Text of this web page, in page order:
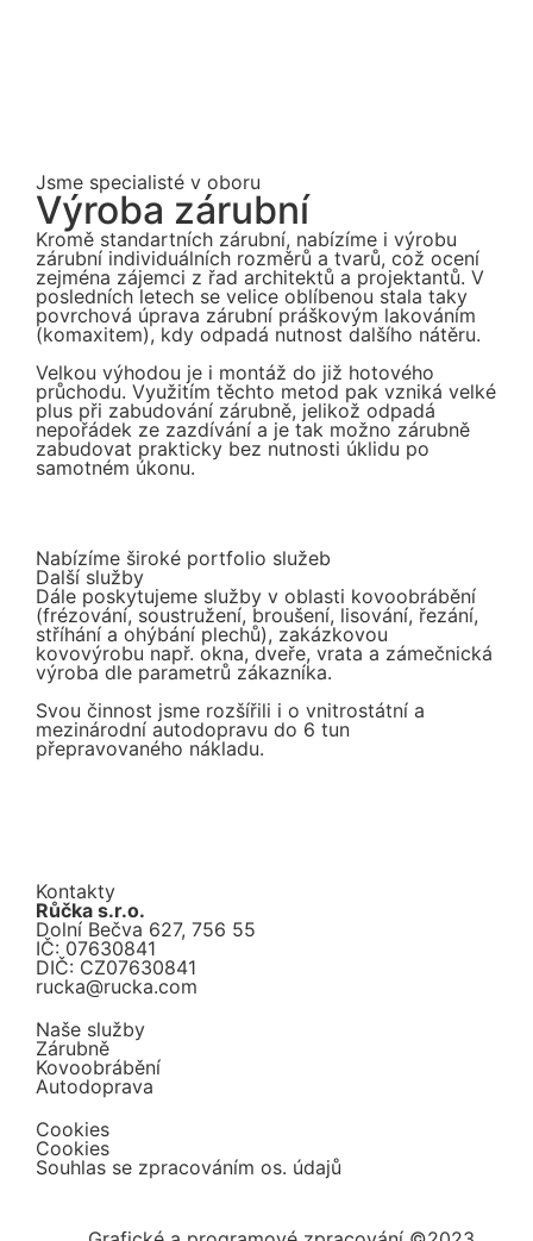
Jsme specialisté v oboru
Výroba zárubní
Kromě standartních zárubní, nabízíme i výrobu
zárubní individuálních rozměrů a tvarů, což ocení
zejména zájemci z řad architektů a projektantů. V
posledních letech se velice oblíbenou stala taky
povrchová úprava zárubní práškovým lakováním
(komaxitem), kdy odpadá nutnost dalšího nátěru.
Velkou výhodou je i montáž do již hotového
průchodu. Využitím těchto metod pak vzniká velké
plus při zabudování zárubně, jelikož odpadá
nepořádek ze zazdívání a je tak možno zárubně
zabudovat prakticky bez nutnosti úklidu po
samotném úkonu.
Nabízíme široké portfolio služeb
Další služby
Dále poskytujeme služby v oblasti kovoobrábění
(frézování, soustružení, broušení, lisování, řezání,
stříhání a ohýbání plechů), zakázkovou
kovovýrobu např. okna, dveře, vrata a zámečnická
výroba dle parametrů zákazníka.
Svou činnost jsme rozšířili i o vnitrostátní a
mezinárodní autodopravu do 6 tun
přepravovaného nákladu.
Kontakty
Růčka s.r.o.
Dolní Bečva 627, 756 55
IČ: 07630841
DIČ: CZ07630841
rucka@rucka.com
Naše služby
Zárubně
Kovoobrábění
Autodoprava
Cookies
Cookies
Souhlas se zpracováním os. údajů